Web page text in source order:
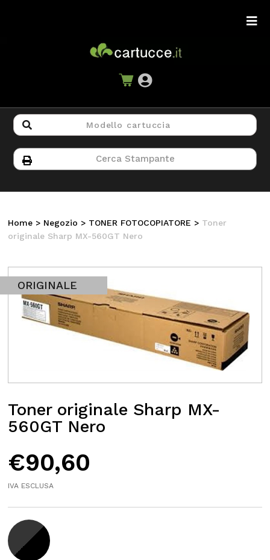
Home > Negozio > TONER FOTOCOPIATORE > Toner
originale Sharp MX-560GT Nero
ORIGINALE
Toner originale Sharp MX-
560GT Nero
€90,60
IVA ESCLUSA